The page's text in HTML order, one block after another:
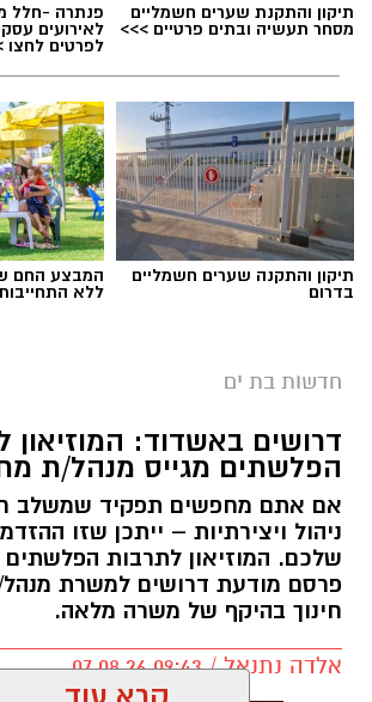
צילום: דוברות המשטרה
הרכוש שגנבו לרכב נוסף.
עם קבלת הדיווח, שוטרי תחנת בת
סיירת לביא של עיריית בת ים,
בפעולות חקירה ראשוניות לצד
הרכב החשוד ששימש את החשודים
העבירה.
תיקון והתקנת שערים חשמליים
מסחר תעשיה ובתים פרטיים >>>
פנתרה -חלל
לאירועים
לפרטים לחצו
תיקון והתקנה שערים חשמליים
בדרום
המבצע החם
ללא
חדשות בת ים
דרושים באשדוד: המוזיאון
הפלשתים מגייס מנהל/ת
אם אתם מחפשים תפקיד שמשלב
ניהול ויצירתיות – ייתכן שזו
שלכם. המוזיאון לתרבות
פרסם מודעת דרושים למשרת
חינוך בהיקף של משרה מלאה.
אלדה נתנאל / 09:43 07.08.26